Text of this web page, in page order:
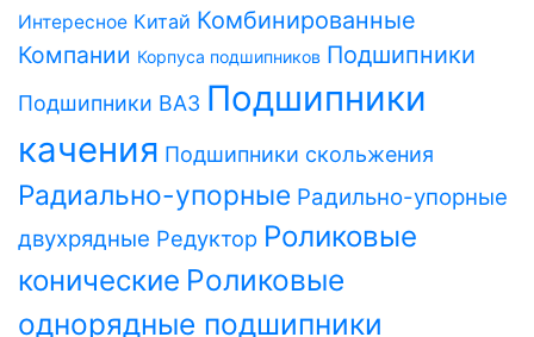
Интересное Китай Комбинированные
Компании Корпуса подшипников Подшипники
Подшипники ВАЗ Подшипники
качения Подшипники скольжения
Радиально-упорные Радильно-упорные
двухрядные Редуктор Роликовые
конические Роликовые
однорядные подшипники